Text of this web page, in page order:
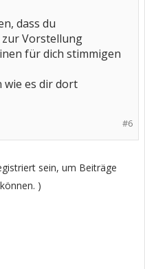
dass du
Vorstellung
für dich stimmigen
wie es dir dort
#6
sein, um Beiträge
)